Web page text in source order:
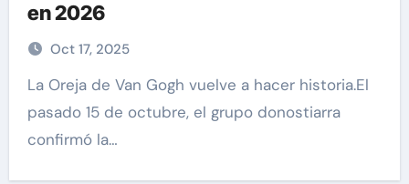
en 2026
Oct 17, 2025
La Oreja de Van Gogh vuelve a hacer historia.El
pasado 15 de octubre, el grupo donostiarra
confirmó la…